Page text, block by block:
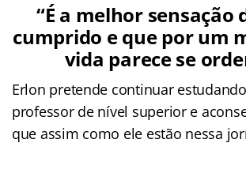
“É a melhor sensação
cumprido e que por um
vida parece se
Erlon pretende continuar
professor de nível superior e
que assim como ele estão nessa